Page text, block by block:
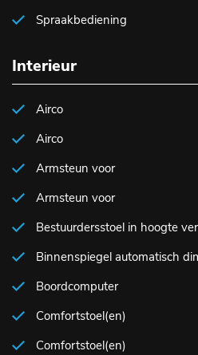
Spraakbediening
Interieur
Airco
Airco
Armsteun voor
Armsteun voor
Bestuurdersstoel in hoogte
Binnenspiegel automatisch
Boordcomputer
Comfortstoel(en)
Comfortstoel(en)